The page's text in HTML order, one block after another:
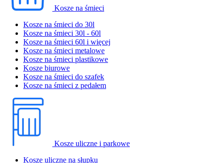
Kosze na śmieci
Kosze na śmieci do 30l
Kosze na śmieci 30l - 60l
Kosze na śmieci 60l i więcej
Kosze na śmieci metalowe
Kosze na śmieci plastikowe
Kosze biurowe
Kosze na śmieci do szafek
Kosze na śmieci z pedałem
Kosze uliczne i parkowe
Kosze uliczne na słupku